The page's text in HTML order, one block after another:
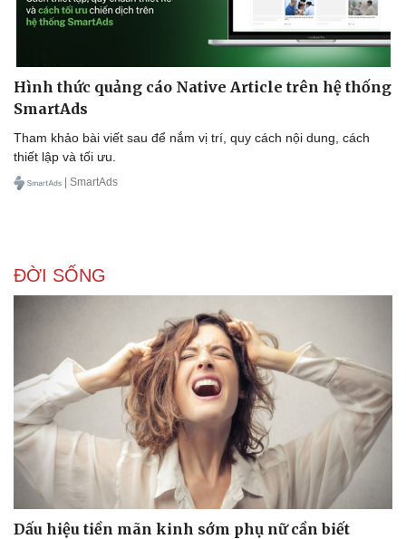
Hình thức quảng cáo Native Article trên hệ thống
SmartAds
Tham khảo bài viết sau để nắm vị trí, quy cách nội dung, cách
thiết lập và tối ưu.
| SmartAds
ĐỜI SỐNG
Dấu hiệu tiền mãn kinh sớm phụ nữ cần biết